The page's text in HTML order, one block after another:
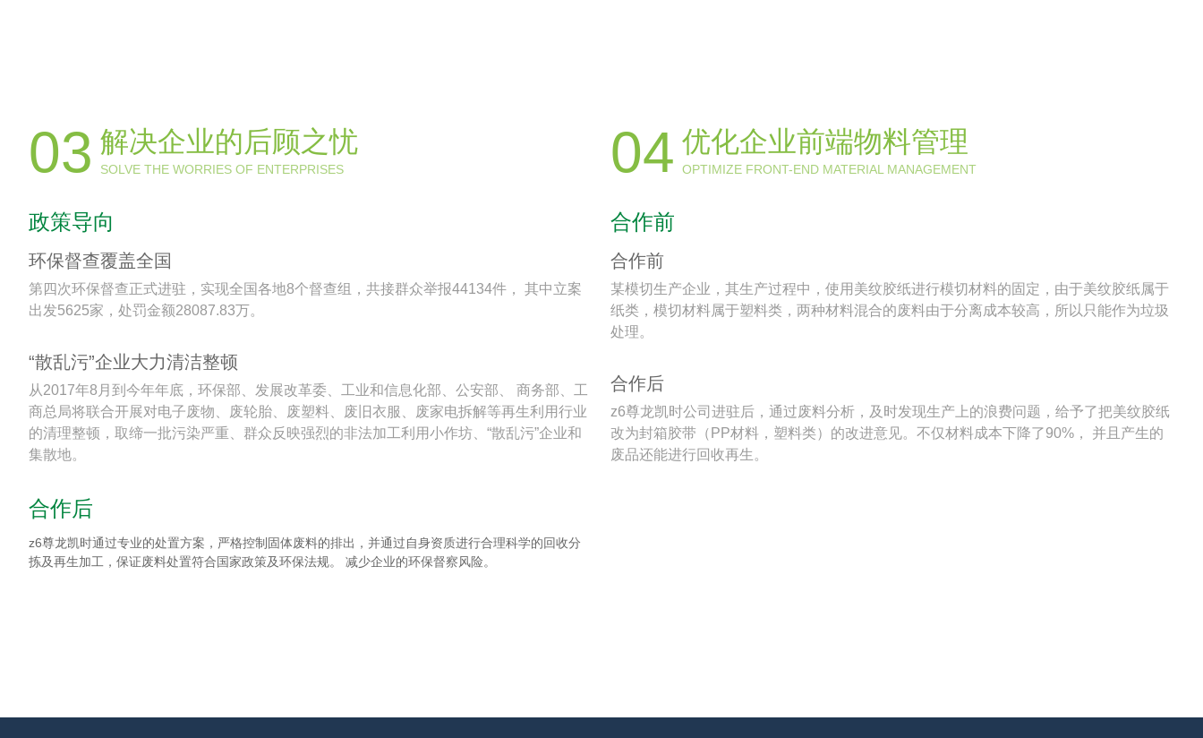
03 解决企业的后顾之忧
SOLVE THE WORRIES OF ENTERPRISES
政策导向
环保督查覆盖全国
第四次环保督查正式进驻，实现全国各地8个督查组，共接群众举报44134件， 其中立案
出发5625家，处罚金额28087.83万。
“散乱污”企业大力清洁整顿
从2017年8月到今年年底，环保部、发展改革委、工业和信息化部、公安部、 商务部、工
商总局将联合开展对电子废物、废轮胎、废塑料、废旧衣服、废家电拆解等再生利用行业
的清理整顿，取缔一批污染严重、群众反映强烈的非法加工利用小作坊、“散乱污”企业和
集散地。
合作后
z6尊龙凯时通过专业的处置方案，严格控制固体废料的排出，并通过自身资质进行合理科学的回收分
拣及再生加工，保证废料处置符合国家政策及环保法规。 减少企业的环保督察风险。
04 优化企业前端物料管理
OPTIMIZE FRONT-END MATERIAL MANAGEMENT
合作前
合作前
某模切生产企业，其生产过程中，使用美纹胶纸进行模切材料的固定，由于美纹胶纸属于
纸类，模切材料属于塑料类，两种材料混合的废料由于分离成本较高，所以只能作为垃圾
处理。
合作后
z6尊龙凯时公司进驻后，通过废料分析，及时发现生产上的浪费问题，给予了把美纹胶纸
改为封箱胶带（PP材料，塑料类）的改进意见。不仅材料成本下降了90%， 并且产生的
废品还能进行回收再生。